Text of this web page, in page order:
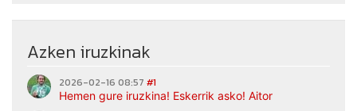
Azken iruzkinak
2026-02-16 08:57 #1
Hemen gure iruzkina! Eskerrik asko! Aitor